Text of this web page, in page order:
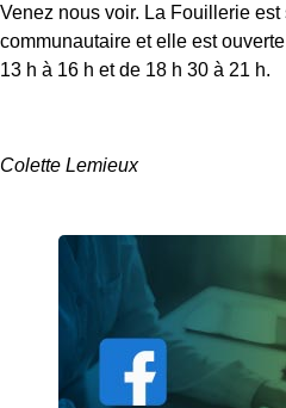
Venez nous voir. La Fouillerie
communautaire et elle est
13 h à 16 h et de 18 h 30 à 21 h.
Colette Lemieux